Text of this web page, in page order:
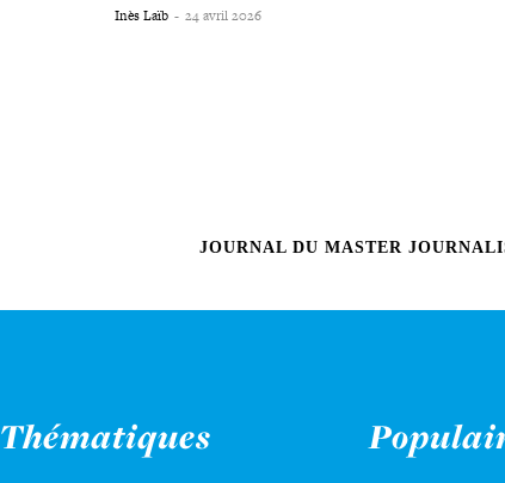
Inès Laïb - 24 avril 2026
JOURNAL DU MASTER
Thématiques